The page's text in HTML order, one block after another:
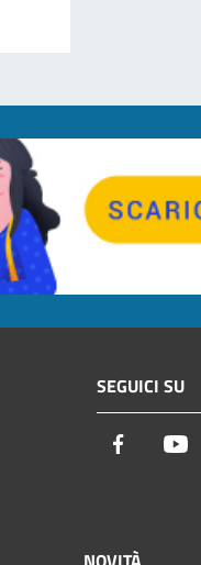
SEGUICI SU
Facebook